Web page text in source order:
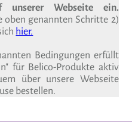
Webseite ein.
oben genannten Schritte 2)
hier.
Bedingungen erfüllt
für Belico-Produkte aktiv
über unsere Webseite
bestellen.